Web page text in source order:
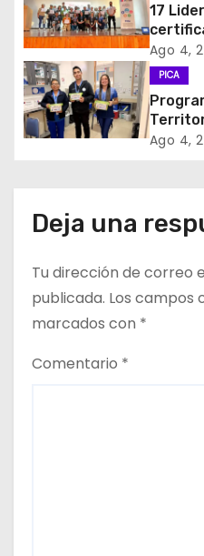
n
d
e
e
t
a
d
a
17
MÁS
Ago 4,
PICA
Ago 4,
Deja una
Tu dirección de correo
publicada. Los campos
marcados con *
Comentario *